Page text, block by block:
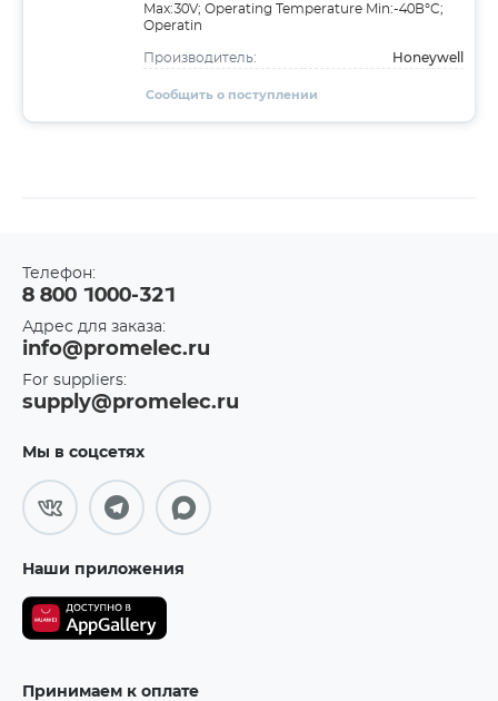
Max:30V; Operating Temperature Min:-40В°C;
Operatin
Производитель: Honeywell
Сообщить о поступлении
Телефон:
8 800 1000-321
Адрес для заказа:
info@promelec.ru
For suppliers:
supply@promelec.ru
Мы в соцсетях
Наши приложения
Принимаем к оплате